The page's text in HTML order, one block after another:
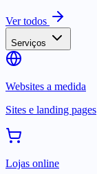
Ver todos
Serviços
Websites a medida
Sites e landing pages
Lojas online